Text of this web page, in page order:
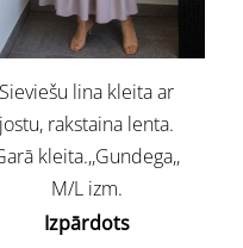
Sieviešu lina kleita ar
jostu, rakstaina lenta.
kleita.,,Gundega,,
M/L izm.
Izpārdots